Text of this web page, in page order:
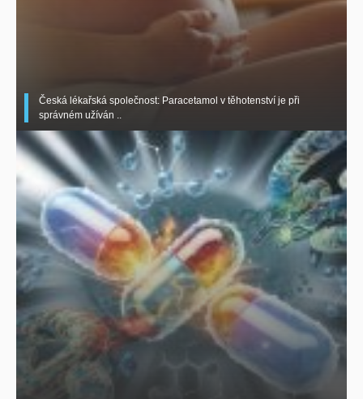
Česká lékařská společnost: Paracetamol v těhotenství je při
správném užíván ..